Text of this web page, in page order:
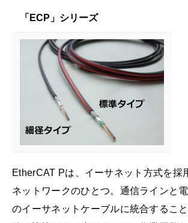
「ECP」シリーズ
EtherCAT Pは、イーサネット方式を採
ネットワークのひとつ。通信ラインと
のイーサネットケーブルに統合するこ